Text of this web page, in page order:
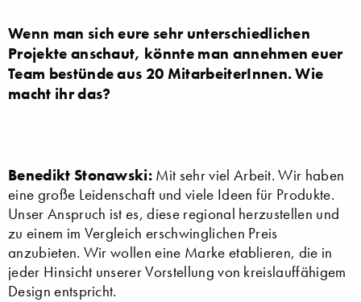
Wenn man sich eure sehr unterschiedlichen
Projekte anschaut, könnte man annehmen euer
Team bestünde aus 20 MitarbeiterInnen. Wie
macht ihr das?
Benedikt Stonawski: Mit sehr viel Arbeit. Wir haben
eine große Leidenschaft und viele Ideen für Produkte.
Unser Anspruch ist es, diese regional herzustellen und
zu einem im Vergleich erschwinglichen Preis
anzubieten. Wir wollen eine Marke etablieren, die in
jeder Hinsicht unserer Vorstellung von kreislauffähigem
Design entspricht.